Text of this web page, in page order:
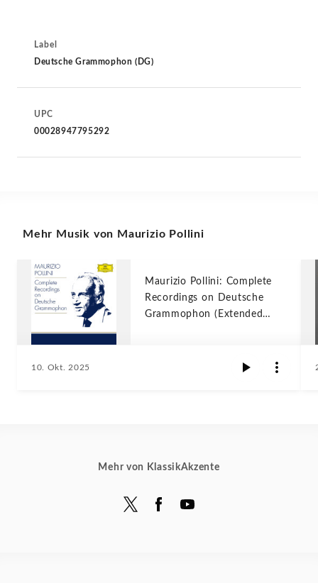
Label
Deutsche Grammophon (DG)
UPC
00028947795292
Mehr Musik von Maurizio Pollini
Maurizio Pollini: Complete
Recordings on Deutsche
Grammophon (Extended
10. Okt. 2025
Mehr von KlassikAkzente